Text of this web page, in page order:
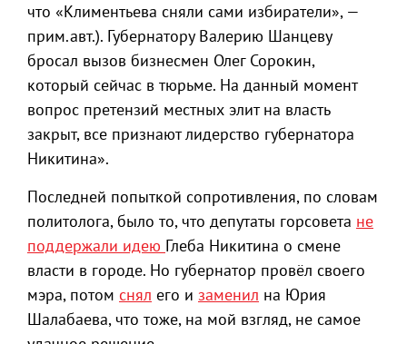
что «Климентьева сняли сами избиратели», —
прим.авт.). Губернатору Валерию Шанцеву
бросал вызов бизнесмен Олег Сорокин,
который сейчас в тюрьме. На данный момент
вопрос претензий местных элит на власть
закрыт, все признают лидерство губернатора
Никитина».
Последней попыткой сопротивления, по словам
политолога, было то, что депутаты горсовета не
поддержали идею Глеба Никитина о смене
власти в городе. Но губернатор провёл своего
мэра, потом снял его и заменил на Юрия
Шалабаева, что тоже, на мой взгляд, не самое